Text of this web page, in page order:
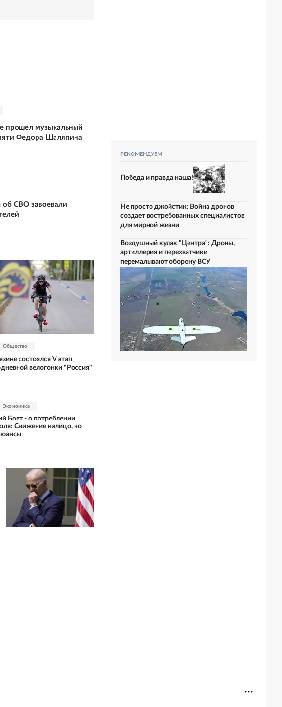
прошел музыкальный
Федора Шаляпина
СВО завоевали
Общество
состоялся V этап
велогонки "Россия"
Экономика
Бовт - о потреблении
Снижение налицо, но
РЕКОМЕНДУЕМ
Победа и правда наша!
Не просто джойстик: Война дронов
создает востребованных специалистов
для мирной жизни
Воздушный кулак "Центра": Дроны,
артиллерия и перехватчики
перемалывают оборону ВСУ